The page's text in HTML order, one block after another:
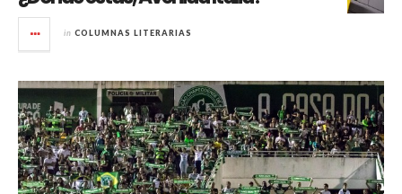
in COLUMNAS LITERARIAS